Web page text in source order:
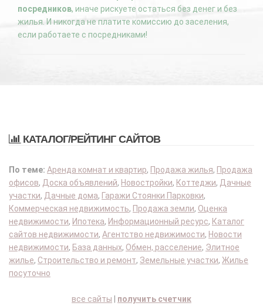
посредников, иначе рискуете остаться без денег и без
жилья. И никогда не платите комиссию до заселения,
если работаете с посредниками!
КАТАЛОГ/РЕЙТИНГ САЙТОВ
По теме: Аренда комнат и квартир, Продажа жилья, Продажа
офисов, Доска объявлений, Новостройки, Коттеджи, Дачные
участки, Дачные дома, Гаражи Стоянки Парковки,
Коммерческая недвижимость, Продажа земли, Оценка
недвижимости, Ипотека, Информационный ресурс, Каталог
сайтов недвижимости, Агентство недвижимости, Новости
недвижимости, База данных, Обмен, расселение, Элитное
жилье, Строительство и ремонт, Земельные участки, Жилье
посуточно
все сайты получить счетчик